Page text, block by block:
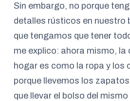
Sin embargo, no porque
detalles rústicos en nuestro
que tengamos que tener
me explico: ahora mismo, la
hogar es como la ropa y los
porque llevemos los
que llevar el bolso del mismo